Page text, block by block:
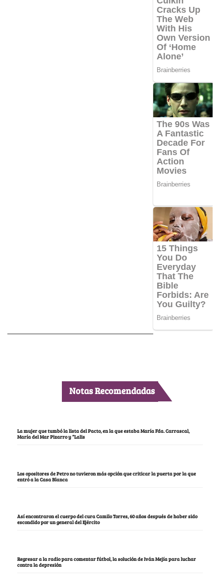
Notas Recomendadas
La mujer que tumbó la lista del Pacto, en la que estaba María Fda. Carrascal,
María del Mar Pizarro y “Lalis
Los opositores de Petro no tuvieron más opción que criticar la puerta por la que
entró a la Casa Blanca
Así encontraron el cuerpo del cura Camilo Torres, 60 años después de haber sido
escondido por un general del Ejército
Regresar a la radio para comentar fútbol, la solución de Iván Mejía para luchar
contra la depresión